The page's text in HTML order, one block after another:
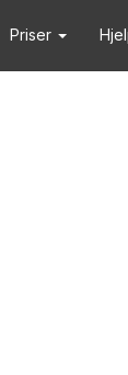
Priser